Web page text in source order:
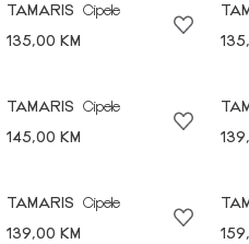
TAMARIS
Cipele
135,00 KM
TAMARIS
Cipele
145,00 KM
TAMARIS
Cipele
139,00 KM